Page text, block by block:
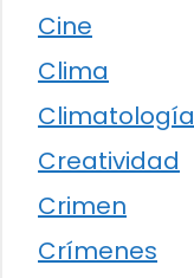
Cine
Clima
Climatología
Creatividad
Crimen
Crímenes